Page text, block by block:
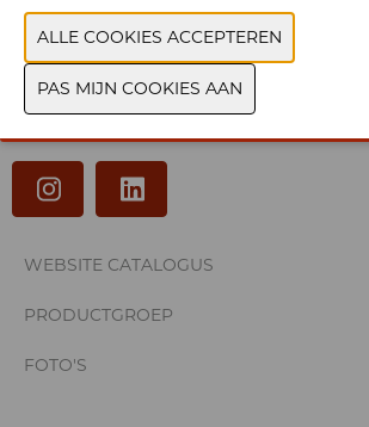
BK Consulting is AFAS-expert in
financieel, projectmanagement, crm, hrm
hele boterham, waarbij een gezonde mix
WEBSITE CATALOGUS
PRODUCTGROEP
FOTO'S